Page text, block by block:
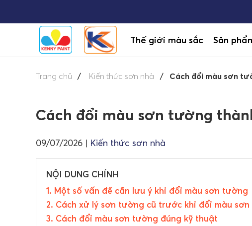
Thế giới màu sắc Sản
Trang chủ Kiến thức sơn nhà Cách đổi màu sơn
Cách đổi màu sơn tường
09/07/2026 | Kiến thức sơn nhà
NỘI DUNG CHÍNH
1. Một số vấn đề cần lưu ý khi đổi màu sơn tường
2. Cách xử lý sơn tường cũ trước khi đổi màu
3. Cách đổi màu sơn tường đúng kỹ thuật